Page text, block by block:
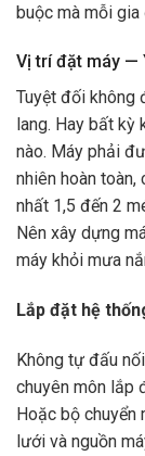
buộc mà mỗi gia
Vị trí đặt máy —
Tuyệt đối không
lang. Hay bất kỳ
nào. Máy phải
nhiên hoàn
nhất 1,5 đến 2
Nên xây dựng
máy khỏi mưa
Lắp đặt hệ
Không tự đấu
chuyên môn lắp
Hoặc bộ chuyển
lưới và nguồn